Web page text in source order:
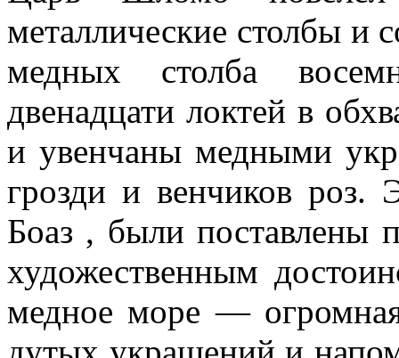
металлические столбы и
медных столба
двенадцати локтей в
и увенчаны медными
грозди и венчиков роз.
Боаз , были поставлены
художественным
медное море —